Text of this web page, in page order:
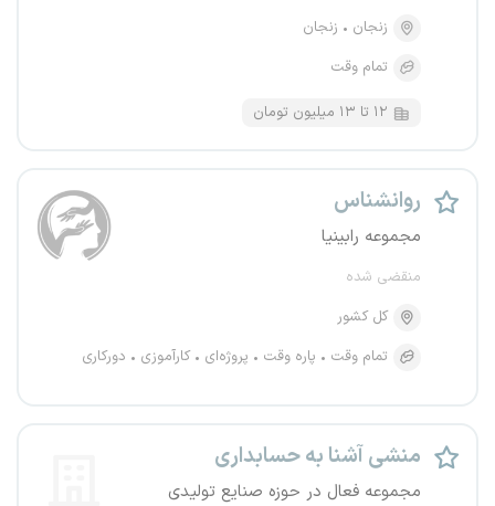
زنجان
زنجان
تمام وقت
۱۲ تا ۱۳ میلیون تومان
روانشناس
مجموعه رابینیا
منقضی شده
کل کشور
تمام وقت
پاره وقت پروژه‌ای کارآموزی دورکاری
منشی آشنا به حسابداری
مجموعه فعال در حوزه صنایع تولیدی